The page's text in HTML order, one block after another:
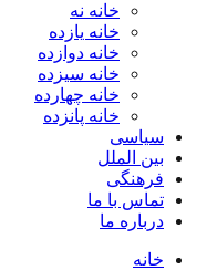
خانه نه
خانه یازده
خانه دوازده
خانه سیزده
خانه چهارده
خانه پانزده
سیاسی
بین الملل
فرهنگی
تماس با ما
درباره ما
خانه